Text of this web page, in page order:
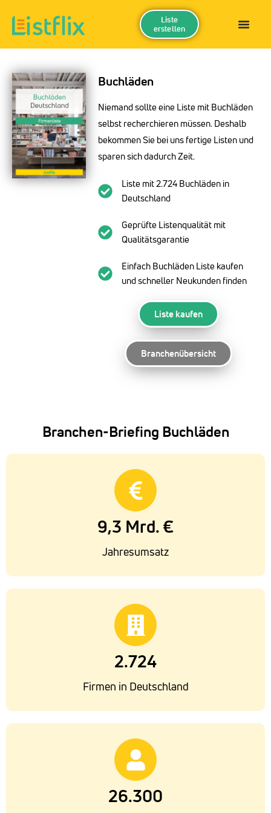
Liste
erstellen
Buchläden
Niemand sollte eine Liste mit Buchläden
selbst recherchieren müssen. Deshalb
bekommen Sie bei uns fertige Listen und
sparen sich dadurch Zeit.
Liste mit 2.724 Buchläden in
Deutschland
Geprüfte Listenqualität mit
Qualitätsgarantie
Einfach Buchläden Liste kaufen
und schneller Neukunden finden
Liste kaufen
Branchenübersicht
Branchen-Briefing Buchläden
9,3 Mrd. €
Jahresumsatz
2.724
Firmen in Deutschland
26.300